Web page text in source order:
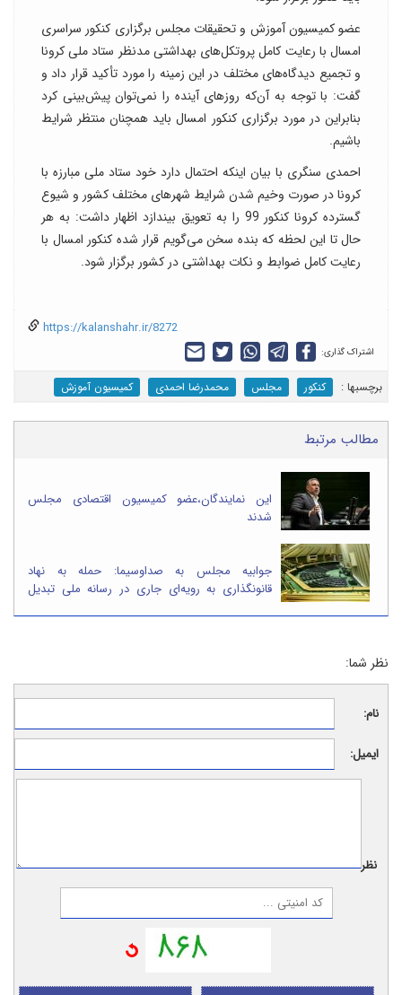
عضو کمیسیون آموزش و تحقیقات مجلس برگزاری کنکور سراسری
امسال با رعایت کامل پروتکل‌های بهداشتی مدنظر ستاد ملی کرونا
و تجمیع دیدگاه‌های مختلف در این زمینه را مورد تأکید قرار داد و
گفت: با توجه به آن‌که روزهای آینده را نمی‌توان پیش‌بینی کرد
بنابراین در مورد برگزاری کنکور امسال باید همچنان منتظر شرایط
باشیم.
احمدی سنگری با بیان اینکه احتمال دارد خود ستاد ملی مبارزه با
کرونا در صورت وخیم شدن شرایط شهرهای مختلف کشور و شیوع
گسترده کرونا کنکور 99 را به تعویق بیندازد اظهار داشت: به هر
حال تا این لحظه که بنده سخن می‌گویم قرار شده کنکور امسال با
رعایت کامل ضوابط و نکات بهداشتی در کشور برگزار شود.
https://kalanshahr.ir/8272
اشتراک گذاری:
برچسب‎ها : کنکور مجلس محمدرضا احمدی کمیسیون آموزش
مطالب مرتبط
این نمایندگان،عضو کمیسیون اقتصادی مجلس
شدند
جوابیه مجلس به صداوسیما: حمله به نهاد
قانونگذاری به رویه‌ای جاری در رسانه ملی تبدیل
نظر شما:
نام:
ایمیل:
نظر: